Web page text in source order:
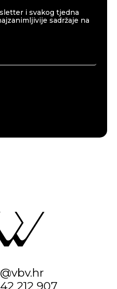
i svakog tjedna
sadržaje na